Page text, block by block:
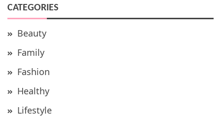
CATEGORIES
Beauty
Family
Fashion
Healthy
Lifestyle